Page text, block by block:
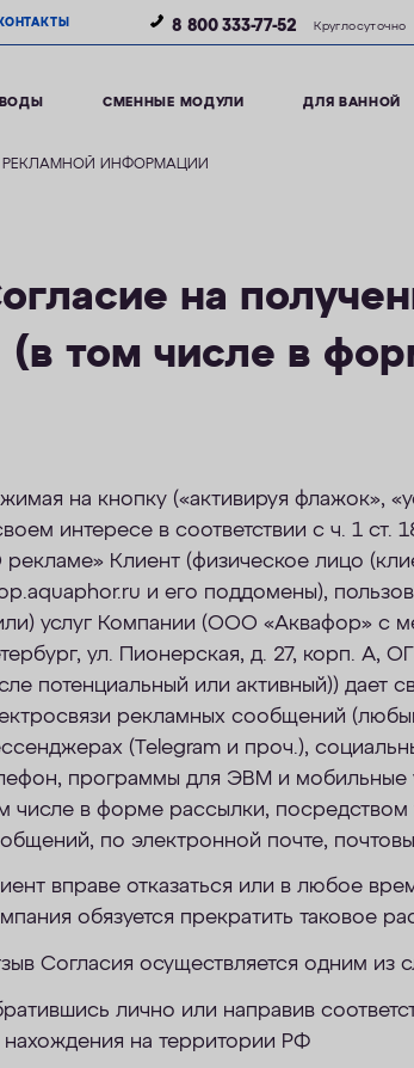
КОНТАКТЫ 8 800 333-77-52 Круглосуточно
СМЕННЫЕ МОДУЛИ ДЛЯ ВАННОЙ
РЕКЛАМНОЙ ИНФОРМАЦИИ
на
(в том числе в
на кнопку («активируя флажок»,
интересе в соответствии с ч. 1
рекламе» Клиент (физическое лицо
и его поддомены),
услуг Компании (ООО «Аквафор» с
ул. Пионерская, д. 27, корп. А,
потенциальный или активный)) дает
рекламных сообщений
(Telegram и проч.),
программы для ЭВМ и мобильные
числе в форме рассылки, посредством
по электронной почте,
вправе отказаться или в любое
обязуется прекратить таковое
Согласия осуществляется одним из
лично или направив
нахождения на территории РФ